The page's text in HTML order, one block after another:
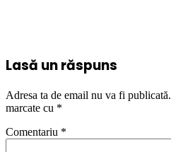
Lasă un răspuns
Adresa ta de email nu va fi publicată.
marcate cu *
Comentariu *